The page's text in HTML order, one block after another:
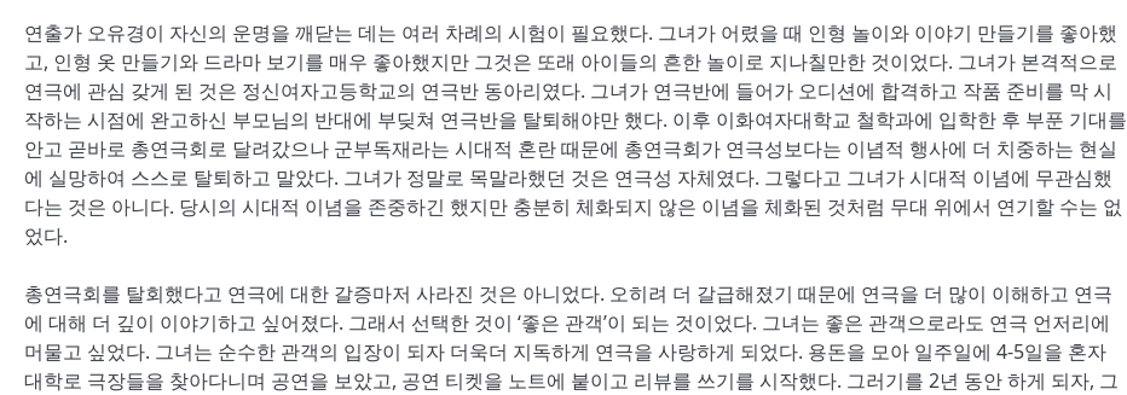
연출가 오유경이 자신의 운명을 깨닫는 데는 여러 차례의 시험이 필요했다. 그녀가 어렸을 때 인형 놀이와 이야기 만들기를 좋아했
고, 인형 옷 만들기와 드라마 보기를 매우 좋아했지만 그것은 또래 아이들의 흔한 놀이로 지나칠만한 것이었다. 그녀가 본격적으로
연극에 관심 갖게 된 것은 정신여자고등학교의 연극반 동아리였다. 그녀가 연극반에 들어가 오디션에 합격하고 작품 준비를 막 시
작하는 시점에 완고하신 부모님의 반대에 부딪쳐 연극반을 탈퇴해야만 했다. 이후 이화여자대학교 철학과에 입학한 후 부푼 기대를
안고 곧바로 총연극회로 달려갔으나 군부독재라는 시대적 혼란 때문에 총연극회가 연극성보다는 이념적 행사에 더 치중하는 현실
에 실망하여 스스로 탈퇴하고 말았다. 그녀가 정말로 목말라했던 것은 연극성 자체였다. 그렇다고 그녀가 시대적 이념에 무관심했
다는 것은 아니다. 당시의 시대적 이념을 존중하긴 했지만 충분히 체화되지 않은 이념을 체화된 것처럼 무대 위에서 연기할 수는 없
었다.
총연극회를 탈회했다고 연극에 대한 갈증마저 사라진 것은 아니었다. 오히려 더 갈급해졌기 때문에 연극을 더 많이 이해하고 연극
에 대해 더 깊이 이야기하고 싶어졌다. 그래서 선택한 것이 ‘좋은 관객’이 되는 것이었다. 그녀는 좋은 관객으로라도 연극 언저리에
머물고 싶었다. 그녀는 순수한 관객의 입장이 되자 더욱더 지독하게 연극을 사랑하게 되었다. 용돈을 모아 일주일에 4-5일을 혼자
대학로 극장들을 찾아다니며 공연을 보았고, 공연 티켓을 노트에 붙이고 리뷰를 쓰기를 시작했다. 그러기를 2년 동안 하게 되자, 그